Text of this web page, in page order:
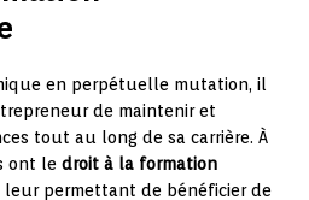
en perpétuelle mutation, il
de maintenir et
tout au long de sa carrière. À
ont le droit à la formation
leur permettant de bénéficier de